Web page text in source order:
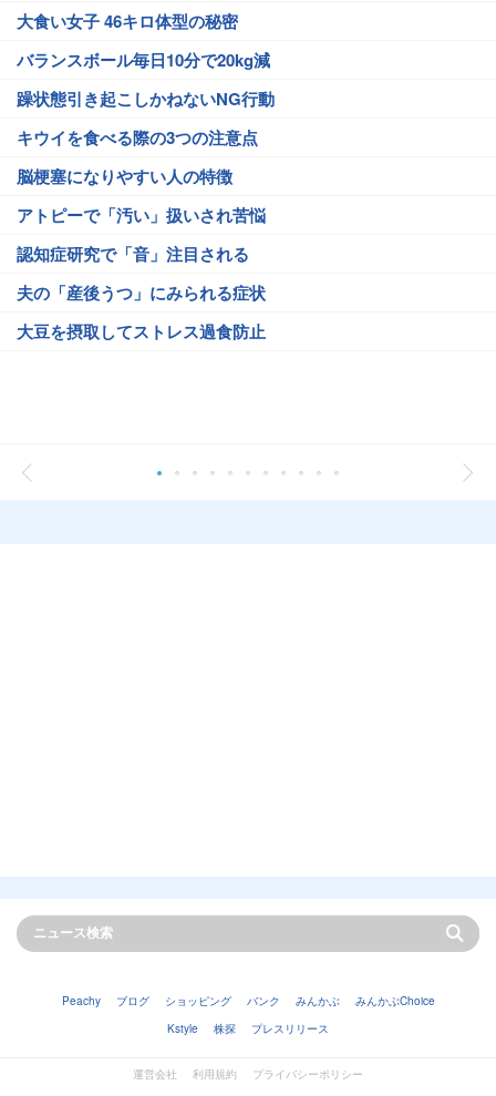
大食い女子 46キロ体型の秘密
バランスボール毎日10分で20kg減
躁状態引き起こしかねないNG行動
キウイを食べる際の3つの注意点
脳梗塞になりやすい人の特徴
アトピーで「汚い」扱いされ苦悩
認知症研究で「音」注目される
夫の「産後うつ」にみられる症状
大豆を摂取してストレス過食防止
Peachy ブログ ショッピング バンク みんかぶ
みんかぶChoice
Kstyle
株探 プレスリリース
運営会社 利用規約
プライバシーポリシー